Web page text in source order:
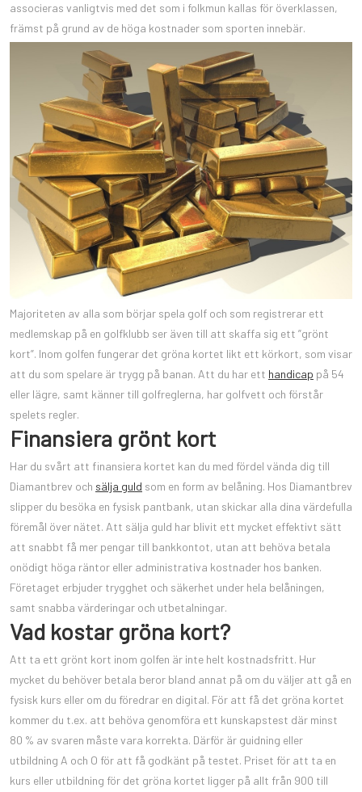
associeras vanligtvis med det som i folkmun kallas för överklassen,
främst på grund av de höga kostnader som sporten innebär.
Majoriteten av alla som börjar spela golf och som registrerar ett
medlemskap på en golfklubb ser även till att skaffa sig ett ”grönt
kort”. Inom golfen fungerar det gröna kortet likt ett körkort, som visar
att du som spelare är trygg på banan. Att du har ett handicap på 54
eller lägre, samt känner till golfreglerna, har golfvett och förstår
spelets regler.
Finansiera grönt kort
Har du svårt att finansiera kortet kan du med fördel vända dig till
Diamantbrev och sälja guld som en form av belåning. Hos Diamantbrev
slipper du besöka en fysisk pantbank, utan skickar alla dina värdefulla
föremål över nätet. Att sälja guld har blivit ett mycket effektivt sätt
att snabbt få mer pengar till bankkontot, utan att behöva betala
onödigt höga räntor eller administrativa kostnader hos banken.
Företaget erbjuder trygghet och säkerhet under hela belåningen,
samt snabba värderingar och utbetalningar.
Vad kostar gröna kort?
Att ta ett grönt kort inom golfen är inte helt kostnadsfritt. Hur
mycket du behöver betala beror bland annat på om du väljer att gå en
fysisk kurs eller om du föredrar en digital. För att få det gröna kortet
kommer du t.ex. att behöva genomföra ett kunskapstest där minst
80 % av svaren måste vara korrekta. Därför är guidning eller
utbildning A och O för att få godkänt på testet. Priset för att ta en
kurs eller utbildning för det gröna kortet ligger på allt från 900 till